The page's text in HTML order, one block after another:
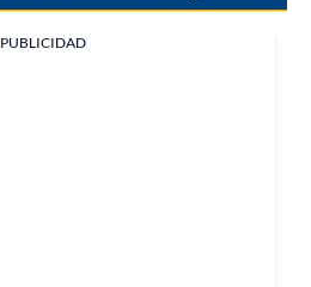
PUBLICIDAD